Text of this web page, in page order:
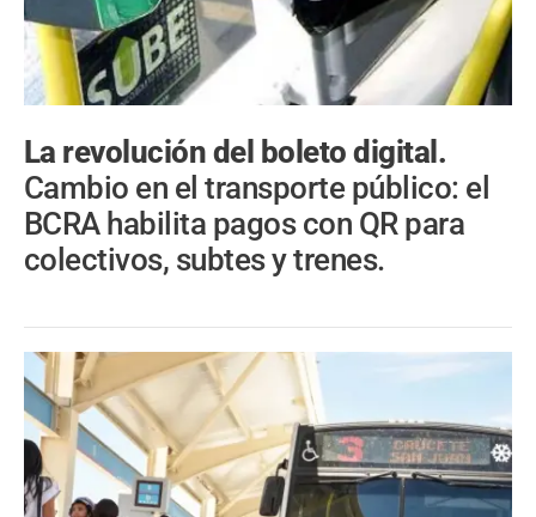
La revolución del boleto digital.
Cambio en el transporte público: el
BCRA habilita pagos con QR para
colectivos, subtes y trenes.